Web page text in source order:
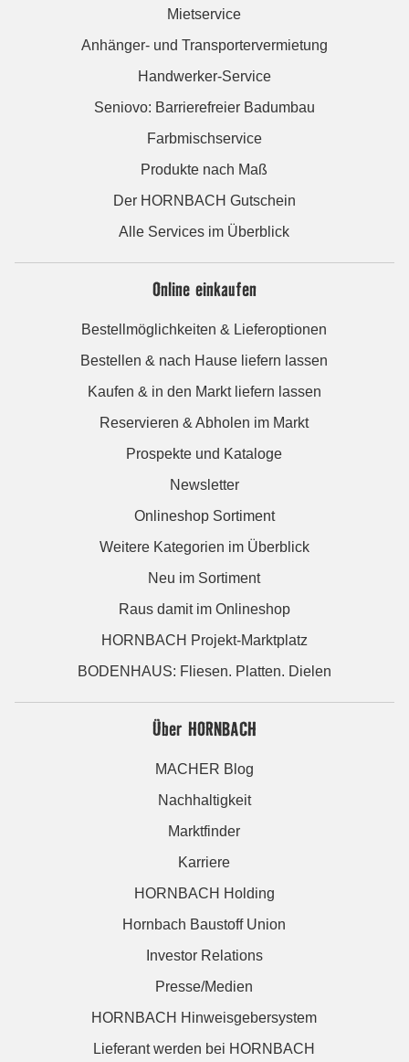
Mietservice
Anhänger- und Transportervermietung
Handwerker-Service
Seniovo: Barrierefreier Badumbau
Farbmischservice
Produkte nach Maß
Der HORNBACH Gutschein
Alle Services im Überblick
Online einkaufen
Bestellmöglichkeiten & Lieferoptionen
Bestellen & nach Hause liefern lassen
Kaufen & in den Markt liefern lassen
Reservieren & Abholen im Markt
Prospekte und Kataloge
Newsletter
Onlineshop Sortiment
Weitere Kategorien im Überblick
Neu im Sortiment
Raus damit im Onlineshop
HORNBACH Projekt-Marktplatz
BODENHAUS: Fliesen. Platten. Dielen
Über HORNBACH
MACHER Blog
Nachhaltigkeit
Marktfinder
Karriere
HORNBACH Holding
Hornbach Baustoff Union
Investor Relations
Presse/Medien
HORNBACH Hinweisgebersystem
Lieferant werden bei HORNBACH